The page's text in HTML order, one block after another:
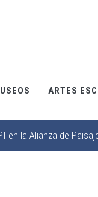
ARTES
en la Alianza de